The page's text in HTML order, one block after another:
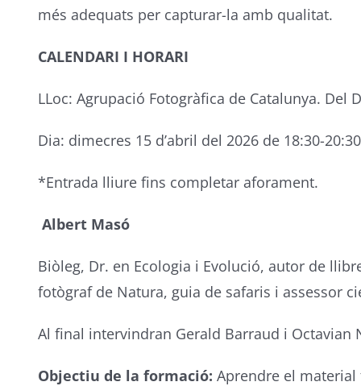
més adequats per capturar-la amb qualitat.
CALENDARI I HORARI
LLoc: Agrupació Fotogràfica de Catalunya. Del
Dia: dimecres 15 d’abril del 2026 de 18:30-
*Entrada lliure fins completar aforament.
Albert Masó
Biòleg, Dr. en Ecologia i Evolució, autor de
fotògraf de Natura, guia de safaris i assessor
Al final intervindran Gerald Barraud i Octavian
Objectiu de la formació: Aprendre el